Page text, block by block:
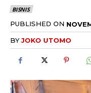
BISNIS
PUBLISHED ON
BYJOKO UTOMO